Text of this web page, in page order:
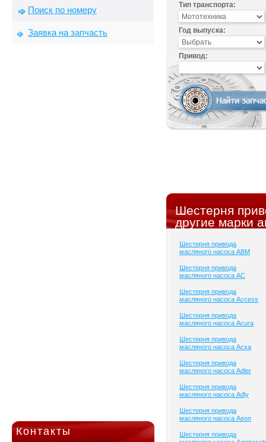
Поиск по номеру
Заявка на запчасть
Контакты
Тип транспорта:
Год выпуска:
Привод:
Шестерня
другие марки
Шестерня привода
масляного насоса ABM
Шестерня привода
масляного насоса AC
Шестерня привода
масляного насоса Access
Шестерня привода
масляного насоса Acura
Шестерня привода
масляного насоса Acxa
Шестерня привода
масляного насоса Adler
Шестерня привода
масляного насоса Adly
Шестерня привода
масляного насоса Aeon
Шестерня привода